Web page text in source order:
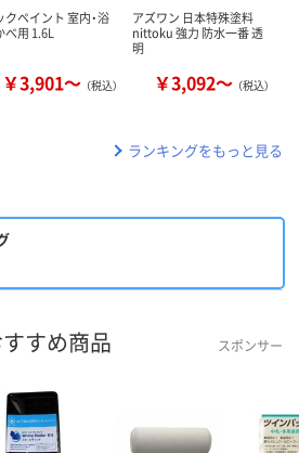
クペイント 室内・浴
べ用 1.6L
￥3,901～ （税込）
アズワン 日本特殊塗料
nittoku 強力 防水一番 透
明
￥3,092～ （税込）
ランキングをもっと見る
すめ商品 スポンサー